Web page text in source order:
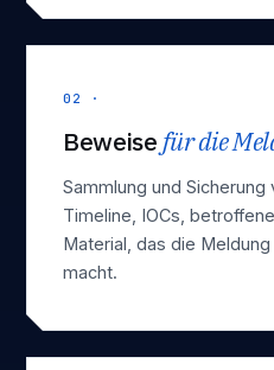
02 ·
Beweisefür die
Sammlung und
Timeline, IOCs,
Material, das die Meldung
macht.